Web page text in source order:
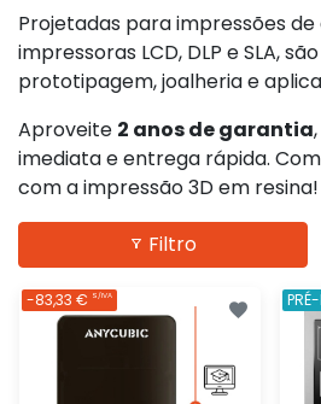
Projetadas para impressões
impressoras LCD, DLP e SLA,
prototipagem, joalheria e
Aproveite 2 anos de garantia
imediata e entrega rápida.
com a impressão 3D em resina!
Filtro
-83,33 € S/IVA